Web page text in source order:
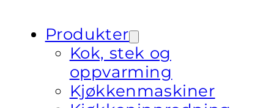
Produkter
Kok, stek og
oppvarming
Kjøkkenmaskiner